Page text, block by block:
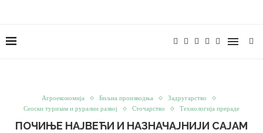
Агроекономија Биљна производња
Задругарство
Сеоски туризам и рурални развој
Сточарство Технологија прераде
ПОЧИЊЕ НАЈВЕЋИ И НАЗНАЧАЈНИЈИ САЈАМ